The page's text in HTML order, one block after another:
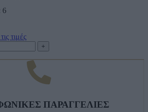
6
τιμές
ΠΑΡΑΓΓΕΛΙΕΣ